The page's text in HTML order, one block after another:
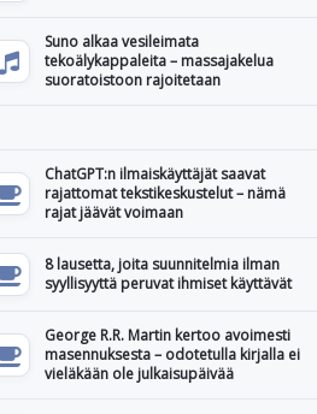
Suno alkaa vesileimata
tekoälykappaleita – massajakelua
suoratoistoon rajoitetaan
ChatGPT:n ilmaiskäyttäjät saavat
rajattomat tekstikeskustelut – nämä
rajat jäävät voimaan
8 lausetta, joita suunnitelmia ilman
syyllisyyttä peruvat ihmiset käyttävät
George R.R. Martin kertoo avoimesti
masennuksesta – odotetulla kirjalla ei
vieläkään ole julkaisupäivää